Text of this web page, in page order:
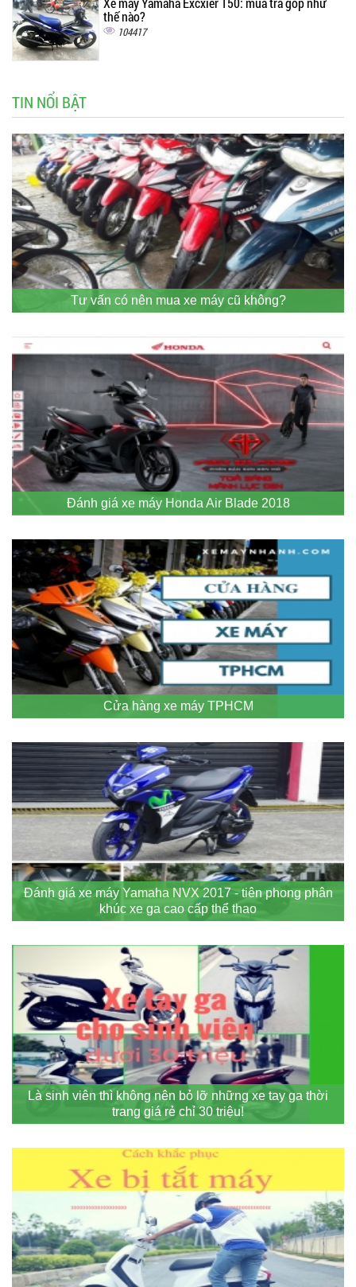
thế nào?
104417
TIN NỔI BẬT
Tư vấn có nên mua xe máy cũ không?
Đánh giá xe máy Honda Air Blade 2018
Cửa hàng xe máy TPHCM
Đánh giá xe máy Yamaha NVX 2017 - tiên phong phân
khúc xe ga cao cấp thể thao
Là sinh viên thì không nên bỏ lỡ những xe tay ga thời
trang giá rẻ chỉ 30 triệu!